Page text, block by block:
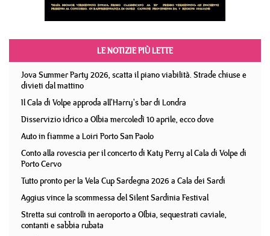
LE NOTIZIE PIÙ LETTE
Jova Summer Party 2026, scatta il piano viabilità. Strade chiuse e
divieti dal mattino
Il Cala di Volpe approda all'Harry's bar di Londra
Disservizio idrico a Olbia mercoledì 10 aprile, ecco dove
Auto in fiamme a Loiri Porto San Paolo
Conto alla rovescia per il concerto di Katy Perry al Cala di Volpe di
Porto Cervo
Tutto pronto per la Vela Cup Sardegna 2026 a Cala dei Sardi
Aggius vince la scommessa del Silent Sardinia Festival
Stretta sui controlli in aeroporto a Olbia, sequestrati caviale,
contanti e sabbia rubata